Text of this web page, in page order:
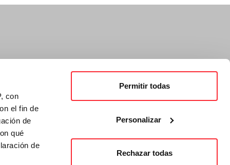
con
el fin de
de
qué
de
Permitir todas
Personalizar
Rechazar todas